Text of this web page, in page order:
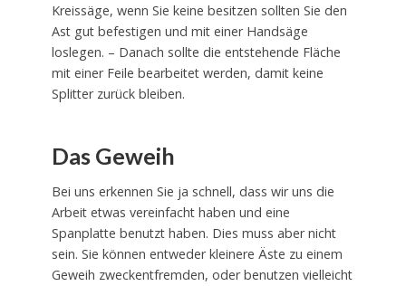
Kreissäge, wenn Sie keine besitzen sollten Sie den
Ast gut befestigen und mit einer Handsäge
loslegen. – Danach sollte die entstehende Fläche
mit einer Feile bearbeitet werden, damit keine
Splitter zurück bleiben.
Das Geweih
Bei uns erkennen Sie ja schnell, dass wir uns die
Arbeit etwas vereinfacht haben und eine
Spanplatte benutzt haben. Dies muss aber nicht
sein. Sie können entweder kleinere Äste zu einem
Geweih zweckentfremden, oder benutzen vielleicht